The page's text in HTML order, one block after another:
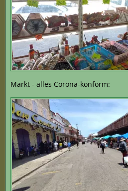
Markt - alles Corona-konform: